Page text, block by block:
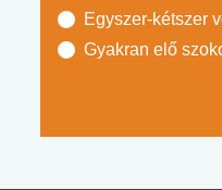
Egyszer-kétszer
Gyakran elő